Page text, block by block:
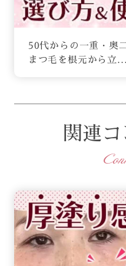
50代からの一重・奥
まつ毛を根元から立...
関連